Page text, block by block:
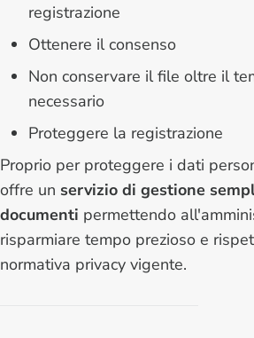
registrazione
Ottenere il consenso
Non conservare il file oltre il
necessario
Proteggere la registrazione
Proprio per proteggere i dati
offre un servizio di gestione
documenti permettendo
risparmiare tempo prezioso e
normativa privacy vigente.